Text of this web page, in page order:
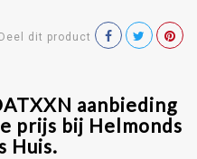
Deel dit product
aanbieding
prijs bij Helmonds
Huis.